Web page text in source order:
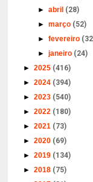
►abril (28)
►março (52)
►fevereiro
►janeiro (24)
►2025 (416)
►2024 (394)
►2023 (540)
►2022 (180)
►2021 (73)
►2020 (69)
►2019 (134)
►2018 (75)